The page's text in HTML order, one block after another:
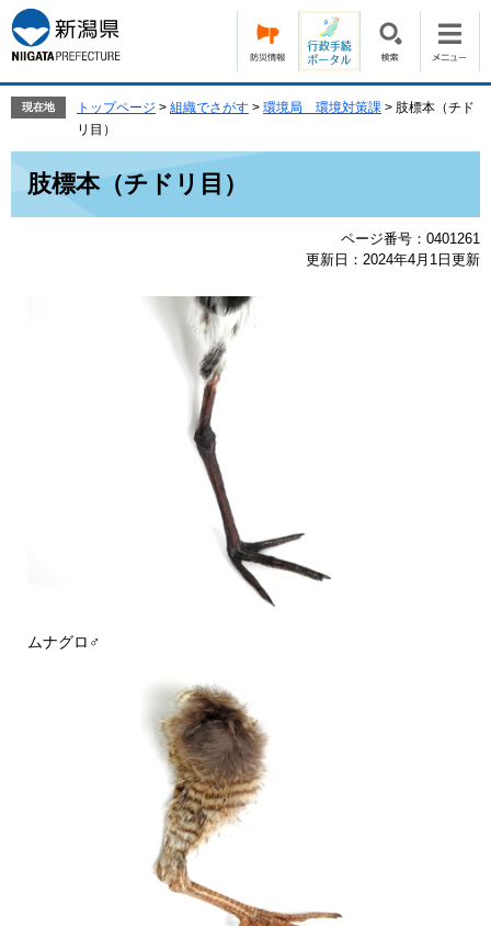
ー
ジ
の
で
す。
ニ
ュ
ー
ば
本
現在地 トップページ > 組織でさがす > 環境局 環境対策課 > 肢標本（チド
リ目）
肢標本（チドリ目）
ページ番号：0401261
更新日：2024年4月1日更新
ムナグロ♂